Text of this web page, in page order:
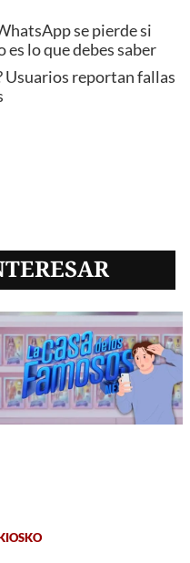
se pierde si
es lo que debes saber
Usuarios reportan fallas